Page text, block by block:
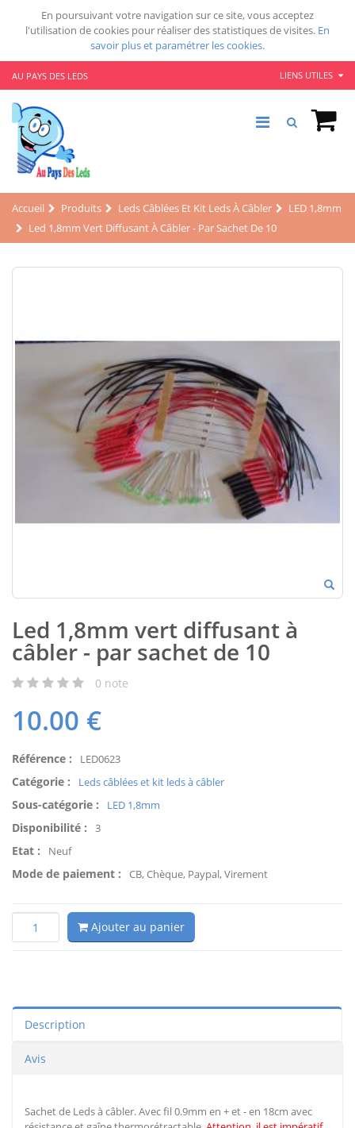
En poursuivant votre navigation sur ce site, vous acceptez
l'utilisation de cookies pour réaliser des statistiques de visites. En
savoir plus et paramétrer les cookies.
AU PAYS DES LEDS LIENS UTILES
Accueil Produits Leds Câblées Et Kit Leds À Câbler
LED 1,8mm
Led 1,8mm Vert Diffusant À Câbler - Par Sachet De 10
Led 1,8mm vert diffusant à
câbler - par sachet de 10
0 note
10.00 €
Référence : LED0623
Catégorie : Leds câblées et kit leds à câbler
Sous-catégorie : LED 1,8mm
Disponibilité : 3
Etat : Neuf
Mode de paiement : CB, Chèque, Paypal, Virement
Ajouter au panier
Description
Avis
Sachet de Leds à câbler. Avec fil 0.9mm en + et - en 18cm avec